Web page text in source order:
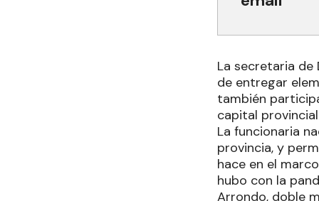
La secretaria de
de entregar
también
capital
La funcionaria
provincia, y
hace en el
hubo con la
Arrondo, doble